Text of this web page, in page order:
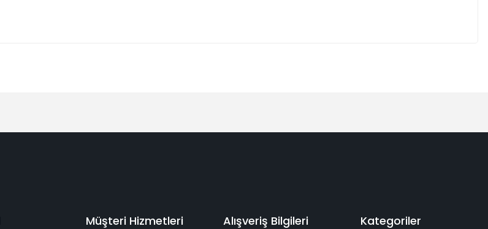
Müşteri Hizmetleri Alışveriş Bilgileri Kategoriler